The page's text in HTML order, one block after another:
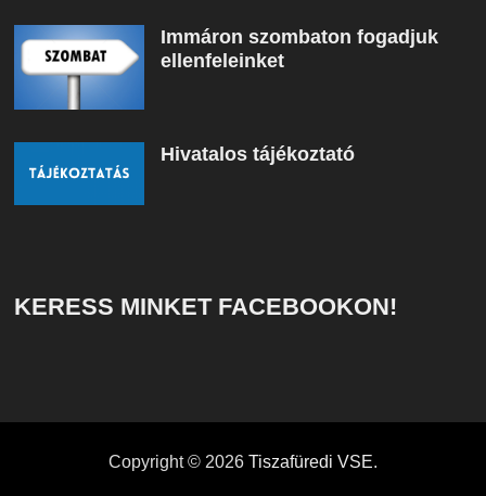
Immáron szombaton fogadjuk
ellenfeleinket
Hivatalos tájékoztató
KERESS MINKET FACEBOOKON!
Copyright © 2026 Tiszafüredi VSE.